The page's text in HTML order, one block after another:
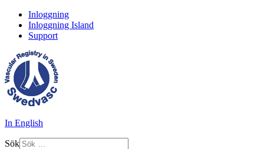
Inloggning
Inloggning Island
Support
In English
Sök